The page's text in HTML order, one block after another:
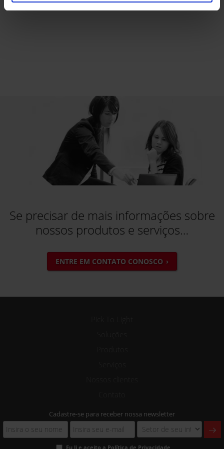
Se precisar de mais informações sobre
nossos produtos e serviços…
ENTRE EM CONTATO CONOSCO
Cadastre-se para receber nossa newsletter
Eu li e aceito a Política de Privacidade